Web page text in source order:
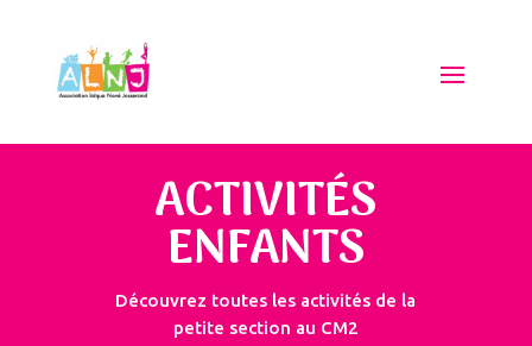
ACTIVITÉS
ENFANTS
Découvrez toutes les activités de la
petite section au CM2